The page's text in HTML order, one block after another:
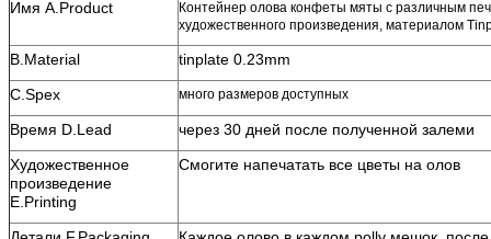
Имя A.Product
Контейнер олова конфеты мяты с различным
художественного произведения, материалом
B.Material
tinplate 0.23mm
C.Spex
много размеров доступных
Время D.Lead
через 30 дней после полученной залеми
Художественное
произведение
E.Printing
Смогите напечатать все цветы на олов